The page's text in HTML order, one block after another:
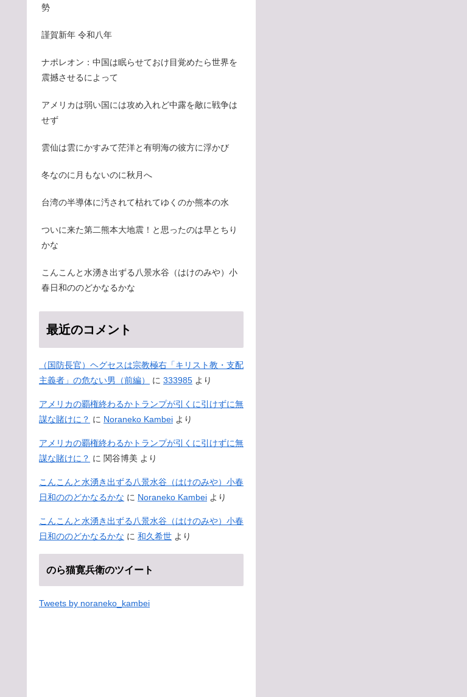
勢
謹賀新年 令和八年
ナポレオン：中国は眠らせておけ目覚めたら世界を
震撼させるによって
アメリカは弱い国には攻め入れど中露を敵に戦争は
せず
雲仙は雲にかすみて茫洋と有明海の彼方に浮かび
冬なのに月もないのに秋月へ
台湾の半導体に汚されて枯れてゆくのか熊本の水
ついに来た第二熊本大地震！と思ったのは早とちり
かな
こんこんと水湧き出ずる八景水谷（はけのみや）小
春日和ののどかなるかな
最近のコメント
（国防長官）ヘグセスは宗教極右「キリスト教・支配
主義者」の危ない男（前編）
に 333985 より
アメリカの覇権終わるかトランプが引くに引けずに無
謀な賭けに？ に Noraneko Kambei より
アメリカの覇権終わるかトランプが引くに引けずに無
謀な賭けに？ に 関谷博美 より
こんこんと水湧き出ずる八景水谷（はけのみや）小春
日和ののどかなるかな に Noraneko Kambei より
こんこんと水湧き出ずる八景水谷（はけのみや）小春
日和ののどかなるかな に 和久希世 より
のら猫寛兵衛のツイート
Tweets by noraneko_kambei